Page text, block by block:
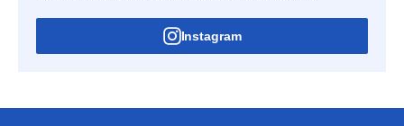
Instagram